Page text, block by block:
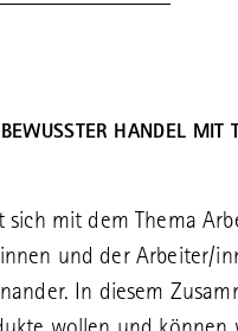
HANDEL MIT
sich mit dem Thema
und der Arbeiter/
In diesem